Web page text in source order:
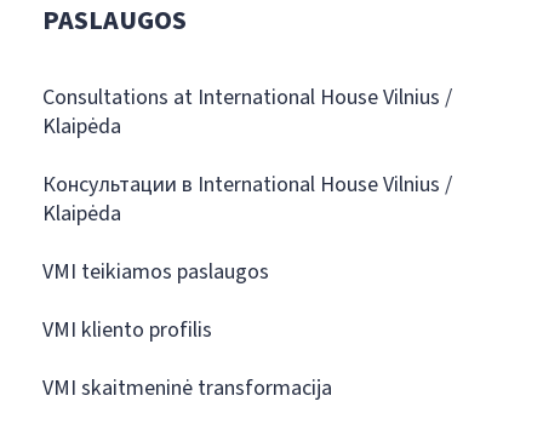
PASLAUGOS
Consultations at International House Vilnius /
Klaipėda
Консультации в International House Vilnius /
Klaipėda
VMI teikiamos paslaugos
VMI kliento profilis
VMI skaitmeninė transformacija